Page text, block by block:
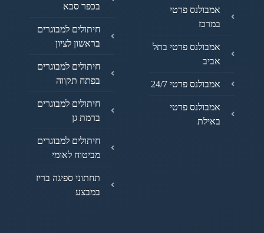
אמבולנס פרטי
במרכז
אמבולנס פרטי בתל
אביב
אמבולנס פרטי 24/7
אמבולנס פרטי
באילת
בכפר סבא
חיתולים למבוגרים
בראשון לציון
חיתולים למבוגרים
בפתח תקווה
חיתולים למבוגרים
ברמת גן
חיתולים למבוגרים
מביטוח לאומי
תחתוני ספיגה בריז
במבצע